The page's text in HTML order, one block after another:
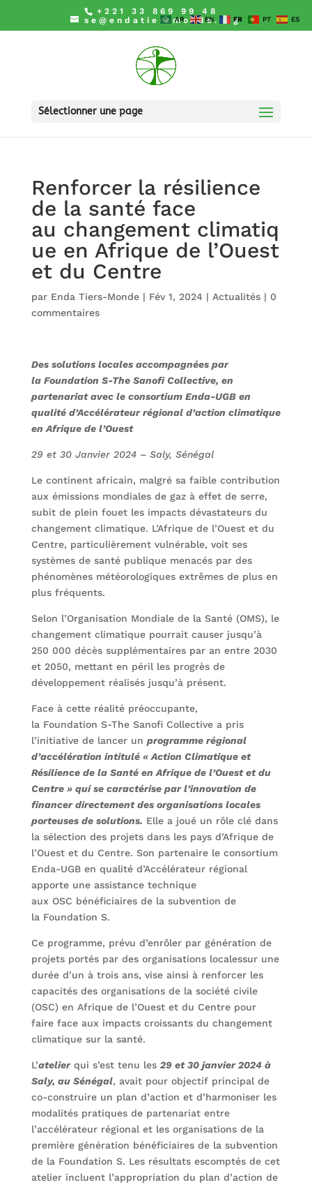
+221 33 869 99 48
se@endatiersmonde.org
Sélectionner une page
Renforcer la résilience
de la santé face
au changement climatiq
ue en Afrique de l’Ouest
et du Centre
par Enda Tiers-Monde| Fév 1, 2024 | Actualités| 0
commentaires
Des solutions locales accompagnées par
la Foundation S-The Sanofi Collective, en
partenariat avec le consortium Enda-UGB en
qualité d’Accélérateur régional d’action climatique
en Afrique de l’Ouest
29 et 30 Janvier 2024 – Saly, Sénégal
Le continent africain, malgré sa faible contribution
aux émissions mondiales de gaz à effet de serre,
subit de plein fouet les impacts dévastateurs du
changement climatique. L’Afrique de l’Ouest et du
Centre, particulièrement vulnérable, voit ses
systèmes de santé publique menacés par des
phénomènes météorologiques extrêmes de plus en
plus fréquents.
Selon l’Organisation Mondiale de la Santé (OMS), le
changement climatique pourrait causer jusqu’à
250 000 décès supplémentaires par an entre 2030
et 2050, mettant en péril les progrès de
développement réalisés jusqu’à présent.
Face à cette réalité préoccupante,
la Foundation S-The Sanofi Collective a pris
l’initiative de lancer un programme régional
d’accélération intitulé « Action Climatique et
Résilience de la Santéen Afrique de l’Ouest et du
Centre»qui se caractérise par l’innovation de
financer directement des organisations locales
porteuses de solutions. Elle a joué un rôle clé dans
la sélection des projets dans les pays d’Afrique de
l’Ouest et du Centre. Son partenaire le consortium
Enda-UGB en qualité d’Accélérateur régional
apporte une assistance technique
aux OSC bénéficiaires de la subvention de
la Foundation S.
Ce programme, prévu d’enrôler par génération de
projets portés par des organisations localessur une
durée d’un à trois ans, vise ainsi à renforcer les
capacités des organisations de la société civile
(OSC) en Afrique de l’Ouest et du Centre pour
faire face aux impacts croissants du changement
climatique sur la santé.
L’atelierqui s’est tenu les 29 et 30 janvier 2024 à
Saly, au Sénégal, avait pour objectif principal de
co-construire un plan d’action et d’harmoniser les
modalités pratiques de partenariat entre
l’accélérateur régional et les organisations de la
première génération bénéficiaires de la subvention
de la Foundation S. Les résultats escomptés de cet
atelier incluent l’appropriation du plan d’action de
AR EN FR PT ES